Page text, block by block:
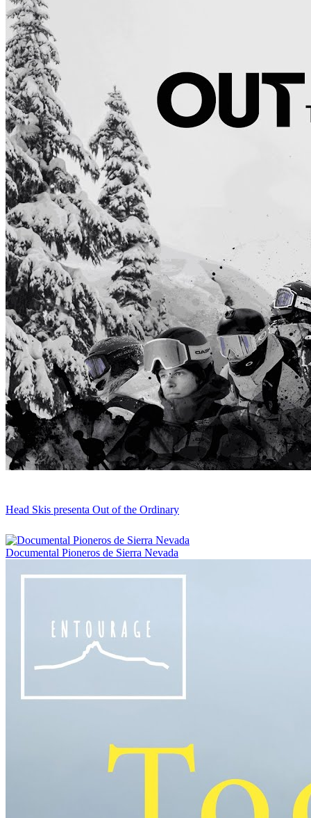
Head Skis presenta Out of the Ordinary
Documental Pioneros de Sierra Nevada